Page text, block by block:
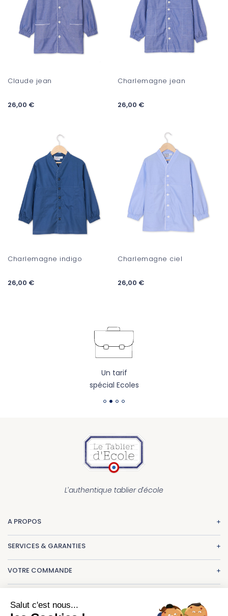
Claude jean
26,00 €
Charlemagne jean
26,00 €
Charlemagne indigo
26,00 €
Charlemagne ciel
26,00 €
Un tarif
spécial Ecoles
L’authentique tablier d’école
A PROPOS
CGV
Mentions légales
SERVICES & GARANTIES
Suivi de commande
VOTRE COMMANDE
Une question ? Consultez nosFAQ
contact@letablierdecole.com
Salut c'est nous...